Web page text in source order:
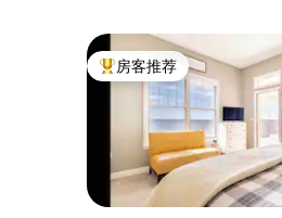
热门「房客推荐」
房客推荐